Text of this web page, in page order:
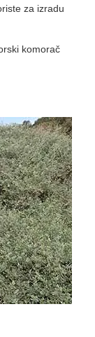
za izradu
komorač